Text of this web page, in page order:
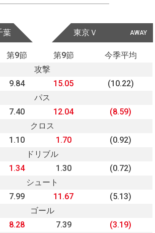
葉 AWAY
東京Ｖ
第9節 第9節
今季平均
攻撃
9.84 15.05
(10.22)
パス
7.40 12.04
(8.59)
クロス
1.10 1.70
(0.92)
ドリブル
1.34 1.30
(0.72)
シュート
7.99 11.67
(5.13)
ゴール
8.28 7.39
(3.19)